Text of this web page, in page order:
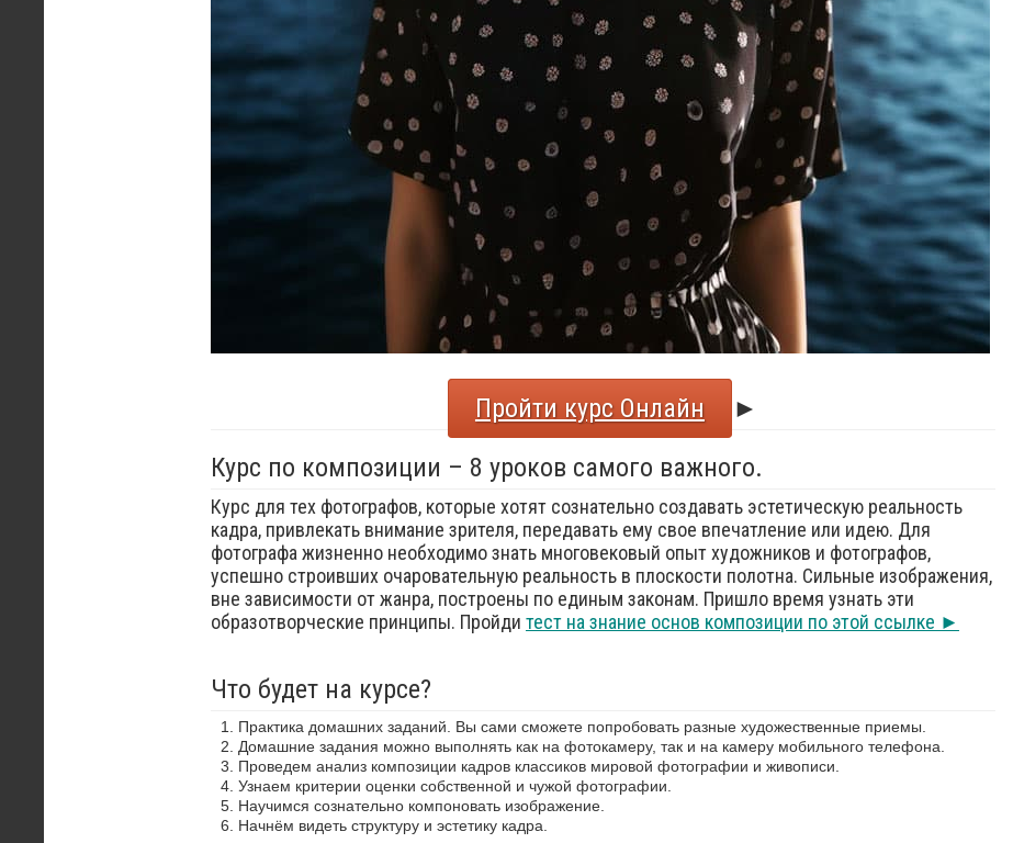
Пройти курс Онлайн
►
Курс по композиции – 8 уроков самого важного.
Курс для тех фотографов, которые хотят сознательно создавать эстетическую реальность
кадра, привлекать внимание зрителя, передавать ему свое впечатление или идею. Для
фотографа жизненно необходимо знать многовековый опыт художников и фотографов,
успешно строивших очаровательную реальность в плоскости полотна. Сильные изображения,
вне зависимости от жанра, построены по единым законам. Пришло время узнать эти
образотворческие принципы. Пройди тест на знание основ композиции по этой ссылке ►
Что будет на курсе?
Практика домашних заданий. Вы сами сможете попробовать разные художественные приемы.
Домашние задания можно выполнять как на фотокамеру, так и на камеру мобильного телефона.
Проведем анализ композиции кадров классиков мировой фотографии и живописи.
Узнаем критерии оценки собственной и чужой фотографии.
Научимся сознательно компоновать изображение.
Начнём видеть структуру и эстетику кадра.